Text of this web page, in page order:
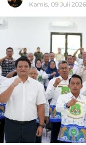
Kamis, 09 Juli 2026